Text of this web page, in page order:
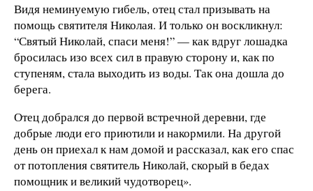
Видя неминуемую гибель, отец стал призывать на
помощь святителя Николая. И только он воскликнул:
“Святый Николай, спаси меня!” — как вдруг лошадка
бросилась изо всех сил в правую сторону и, как по
ступеням, стала выходить из воды. Так она дошла до
берега.
Отец добрался до первой встречной деревни, где
добрые люди его приютили и накормили. На другой
день он приехал к нам домой и рассказал, как его спас
от потопления святитель Николай, скорый в бедах
помощник и великий чудотворец».